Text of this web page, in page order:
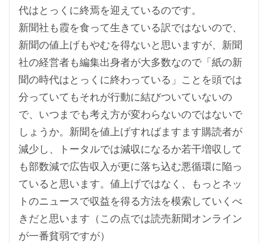
代はとっくに終焉を迎えているのです。
新聞社も霞を食って生きている訳ではないので、
新聞の値上げもやむを得ないと思いますが、新聞
社の経営者も編集出身者が大多数なので「紙の新
聞の時代はとっくに終わっている」ことを頭では
分っていてもそれが行動に結びついていないの
で、いつまでも考え方が変わらないのではないで
しょうか。新聞を値上げすればますます購読者が
減少し、トータルでは減収になるか若干増収して
も部数減で広告収入が更に落ち込む悪循環に陥っ
ていると思います。値上げではなく、もっとネッ
トのニュースで収益を得る方法を模索していくべ
きだと思います（この点では読売新聞オンライン
が一番貧弱ですが）